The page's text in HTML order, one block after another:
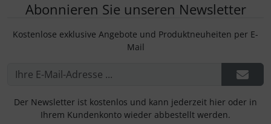
Abonnieren Sie unseren Newsletter
Kostenlose exklusive Angebote und Produktneuheiten per E-
Mail
Der Newsletter ist kostenlos und kann jederzeit hier oder in
Ihrem Kundenkonto wieder abbestellt werden.